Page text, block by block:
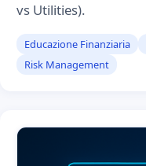
vs Utilities).
Educazione Finanziaria
Risk Management